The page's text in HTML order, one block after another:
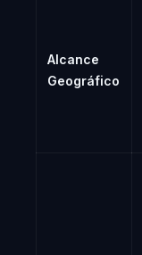
Alcance
Geográfico